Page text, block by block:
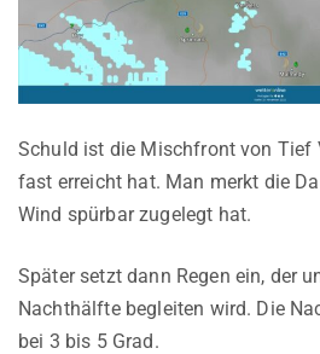
Schuld ist die Mischfront von Tief
fast erreicht hat. Man merkt die
Wind spürbar zugelegt hat.
Später setzt dann Regen ein, der
Nachthälfte begleiten wird. Die
bei 3 bis 5 Grad.